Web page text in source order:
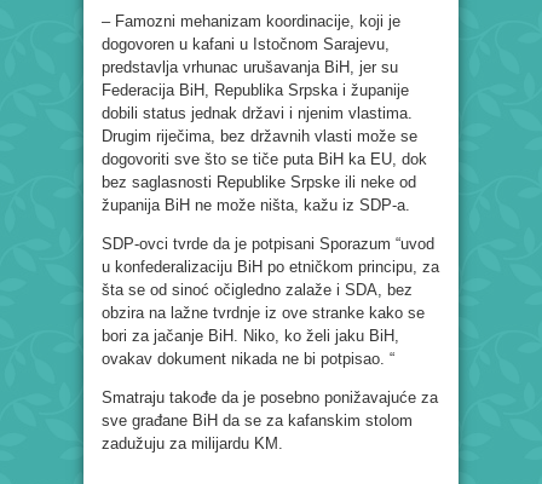
– Famozni mehanizam koordinacije, koji je
dogovoren u kafani u Istočnom Sarajevu,
predstavlja vrhunac urušavanja BiH, jer su
Federacija BiH, Republika Srpska i županije
dobili status jednak državi i njenim vlastima.
Drugim riječima, bez državnih vlasti može se
dogovoriti sve što se tiče puta BiH ka EU, dok
bez saglasnosti Republike Srpske ili neke od
županija BiH ne može ništa, kažu iz SDP-a.
SDP-ovci tvrde da je potpisani Sporazum “uvod
u konfederalizaciju BiH po etničkom principu, za
šta se od sinoć očigledno zalaže i SDA, bez
obzira na lažne tvrdnje iz ove stranke kako se
bori za jačanje BiH. Niko, ko želi jaku BiH,
ovakav dokument nikada ne bi potpisao. “
Smatraju takođe da je posebno ponižavajuće za
sve građane BiH da se za kafanskim stolom
zadužuju za milijardu KM.